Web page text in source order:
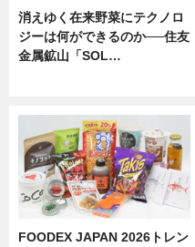
消えゆく在来野菜にテクノロ
ジーは何ができるのか──住友
金属鉱山「SOL…
FOODEX JAPAN 2026トレン